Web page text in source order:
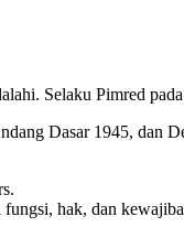
Selaku Pimred
Dasar 1945, dan
hak, dan